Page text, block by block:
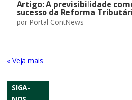
Artigo: A previsibilidade
sucesso da Reforma
por Portal ContNews
« Entradas Antigas
SIGA-